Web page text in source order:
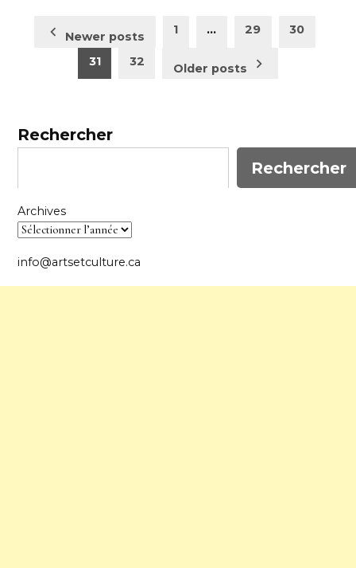
Pagination
publications
Newer posts 1 … 29 30
31 32 Older posts
Rechercher
Rechercher
Archives
info@artsetculture.ca